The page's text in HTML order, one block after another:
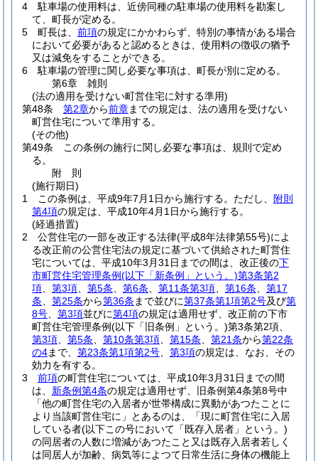
4
駐車場の使用料は、近傍同種の駐車場の使用料を勘案し
て、町長が定める。
5
町長は、 前項の規定にかかわらず、特別の事情がある場合
において必要があると認めるときは、使用料の徴収の猶予
又は減免をすることができる。
6
駐車場の管理に関し必要な事項は、町長が別に定める。
第6章
雑則
(法の適用を受けない町営住宅に対する準用)
第48条
第2章から前章までの規定は、法の適用を受けない
町営住宅について準用する。
(その他)
第49条
この条例の施行に関し必要な事項は、規則で定め
る。
附 則
(施行期日)
1
この条例は、平成9年7月1日から施行する。 ただし、
附則
第4項の規定は、平成10年4月1日から施行する。
(経過措置)
2
公営住宅の一部を改正する法律(平成8年法律第55号)によ
る改正前の公営住宅法の規定に基づいて供給された町営住
宅については、平成10年3月31日までの間は、改正後の下
市町営住宅管理条例(以下「新条例」という。)第3条第2
項
第3項 第5条 第6条 第11条第3項 第16条
第17
条
第25条から第36条 まで並びに第37条第1項第2号及び第
8号
第3項並びに第4項の規定は適用せず、改正前の下市
町営住宅管理条例(以下「旧条例」という。)第3条第2項、
第3項
第5条 第10条第3項 第15条 第21条から第22条
の4まで、 第23条第1項第2号 第3項の規定は、なお、その
効力を有する。
3
前項の町営住宅については、平成10年3月31日までの間
は、 新条例第4条の規定は適用せず、旧条例第4条第8号中
「他の町営住宅の入居者が世帯構成に異動があつたことに
より当該町営住宅に」とあるのは、「現に町営住宅に入居
している者(以下この号において「既存入居者」という。)
の同居者の人数に増減があつたこと又は既存入居者若しく
は同居人が加齢、病気等によつて日常生活に身体の機能上